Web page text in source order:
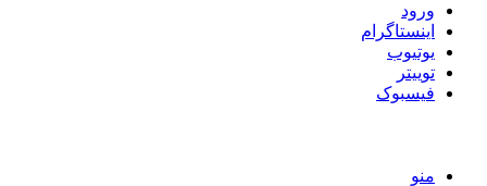
ورود
اینستاگرام
یوتیوب
توییتر
فیسبوک
منو